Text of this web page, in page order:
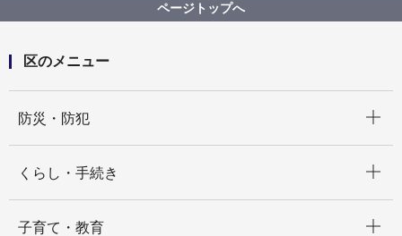
ページトップへ
区のメニュー
防災・防犯
くらし・手続き
子育て・教育